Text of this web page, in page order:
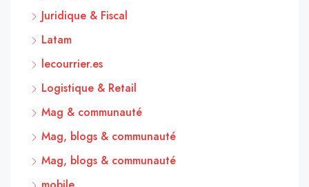
Juridique & Fiscal
Latam
lecourrier.es
Logistique & Retail
Mag & communauté
Mag, blogs & communauté
Mag, blogs & communauté